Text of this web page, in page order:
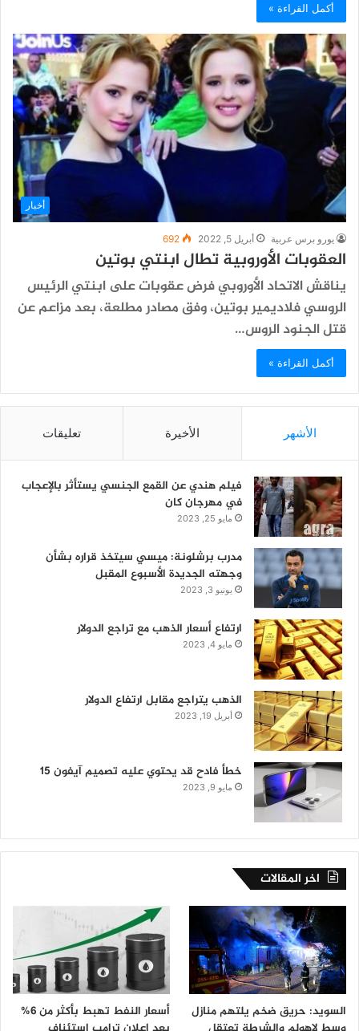
أكمل القراءة »
أخبار
يورو برس عربية أبريل 5, 2022 692
العقوبات الأوروبية تطال ابنتي بوتين
يناقش الاتحاد الأوروبي فرض عقوبات على ابنتي الرئيس
الروسي فلاديمير بوتين، وفق مصادر مطلعة، بعد مزاعم عن
قتل الجنود الروس…
أكمل القراءة »
الأشهر الأخيرة تعليقات
فيلم هندي عن القمع الجنسي يستأثر بالإعجاب
في مهرجان كان
مايو 25, 2023
مدرب برشلونة: ميسي سيتخذ قراره بشأن
وجهته الجديدة الأسبوع المقبل
يونيو 3, 2023
ارتفاع أسعار الذهب مع تراجع الدولار
مايو 4, 2023
الذهب يتراجع مقابل ارتفاع الدولار
أبريل 19, 2023
خطأ فادح قد يحتوي عليه تصميم آيفون 15
مايو 9, 2023
اخر المقالات
السويد: حريق ضخم يلتهم منازل
أسعار النفط تهبط بأكثر من 6%